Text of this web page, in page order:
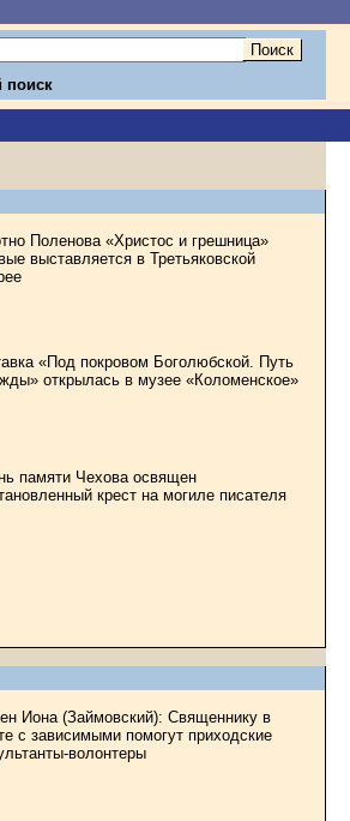
поиск
Поленова «Христос и грешница»
выставляется в Третьяковской
«Под покровом Боголюбской. Путь
открылась в музее «Коломенское»
памяти Чехова освящен
крест на могиле писателя
Иона (Займовский): Священнику в
с зависимыми помогут приходские
волонтеры